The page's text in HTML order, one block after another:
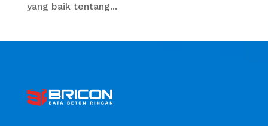
yang baik tentang...